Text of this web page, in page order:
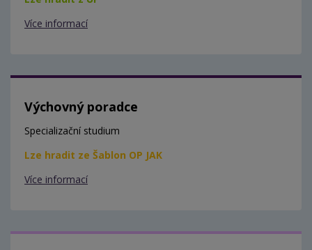
Více informací
Výchovný poradce
Specializační studium
Lze hradit ze Šablon OP JAK
Více informací